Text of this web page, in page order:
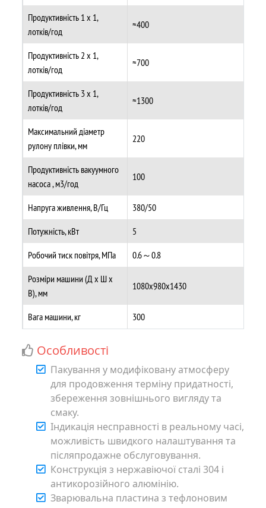
Продуктивність 1 х 1,
лотків/год
≈400
Продуктивність 2 х 1,
лотків/год
≈700
Продуктивність 3 х 1,
лотків/год
≈1300
Максимальний діаметр
рулону плівки, мм
220
Продуктивність вакуумного
насоса , м3/год
100
Напруга живлення, В/Гц
380/50
Потужність, кВт
5
Робочий тиск повітря, МПа
0.6～0.8
Розміри машини (Д х Ш х
В), мм
1080х980х1430
Вага машини, кг 300
Особливості
Пакування у модифіковану атмосферу
для продовження терміну придатності,
збереження зовнішнього вигляду та
смаку.
Індикація несправності в реальному часі,
можливість швидкого налаштування та
післяпродажне обслуговування.
Конструкція з нержавіючої сталі 304 і
антикорозійного алюмінію.
Зварювальна пластина з тефлоновим